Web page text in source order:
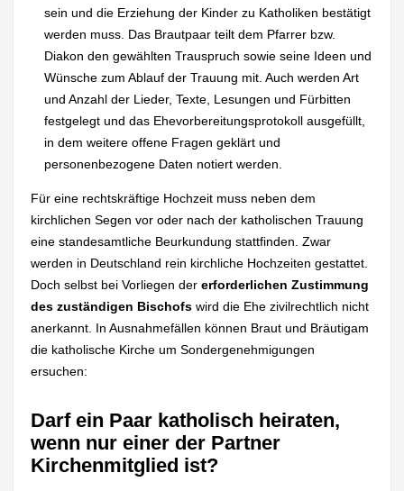
sein und die Erziehung der Kinder zu Katholiken bestätigt
werden muss. Das Brautpaar teilt dem Pfarrer bzw.
Diakon den gewählten Trauspruch sowie seine Ideen und
Wünsche zum Ablauf der Trauung mit. Auch werden Art
und Anzahl der Lieder, Texte, Lesungen und Fürbitten
festgelegt und das Ehevorbereitungsprotokoll ausgefüllt,
in dem weitere offene Fragen geklärt und
personenbezogene Daten notiert werden.
Für eine rechtskräftige Hochzeit muss neben dem
kirchlichen Segen vor oder nach der katholischen Trauung
eine standesamtliche Beurkundung stattfinden. Zwar
werden in Deutschland rein kirchliche Hochzeiten gestattet.
Doch selbst bei Vorliegen dererforderlichen Zustimmung
des zuständigen Bischofs wird die Ehe zivilrechtlich nicht
anerkannt. In Ausnahmefällen können Braut und Bräutigam
die katholische Kirche um Sondergenehmigungen
ersuchen:
Darf ein Paar katholisch heiraten,
wenn nur einer der Partner
Kirchenmitglied ist?